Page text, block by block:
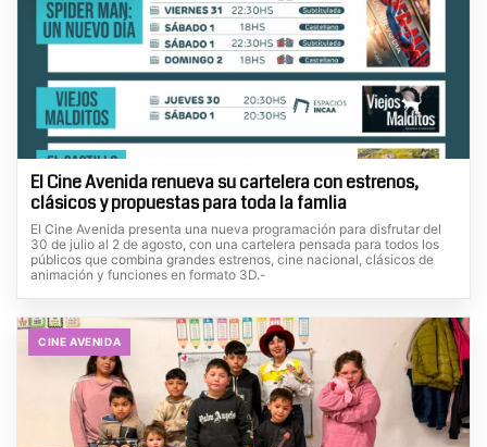
El Cine Avenida renueva su cartelera con estrenos,
clásicos y propuestas para toda la famlia
El Cine Avenida presenta una nueva programación para disfrutar del
30 de julio al 2 de agosto, con una cartelera pensada para todos los
públicos que combina grandes estrenos, cine nacional, clásicos de
animación y funciones en formato 3D.-
CINE AVENIDA